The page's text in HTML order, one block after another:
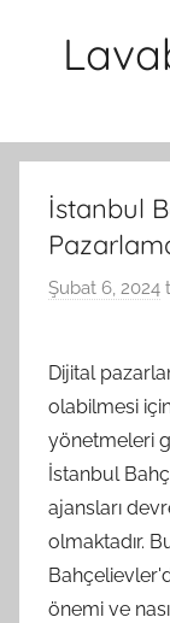
İstanbul
Şubat 6, 2024
Dijital
olabilmesi
yönetmeleri
İstanbul
ajansları
olmaktadır.
önemi ve